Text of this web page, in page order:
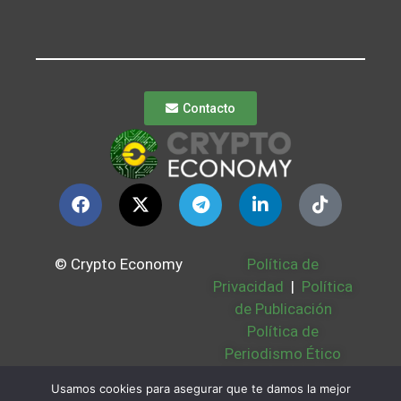
Contacto
© Crypto Economy
Política de
Privacidad | Política
de Publicación
Política de
Periodismo Ético
Usamos cookies para asegurar que te damos la mejor